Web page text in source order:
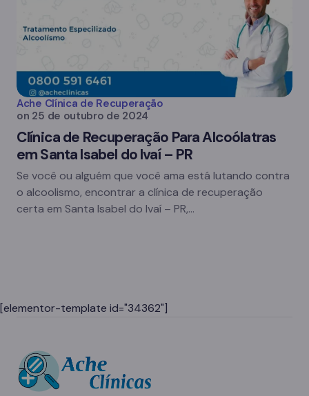
Ache Clínica de Recuperação
on 25 de outubro de 2024
Clínica de Recuperação Para Alcoólatras
em Santa Isabel do Ivaí – PR
Se você ou alguém que você ama está lutando contra
o alcoolismo, encontrar a clínica de recuperação
certa em Santa Isabel do Ivaí – PR,…
[elementor-template id="34362"]